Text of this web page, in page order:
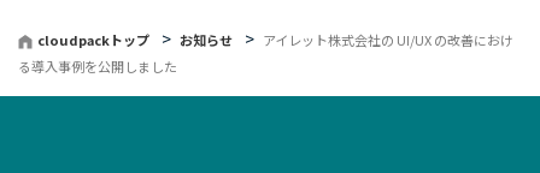
cloudpackトップ お知らせ
アイレット株式会社の UI/UX の改善におけ
る導入事例を公開しました